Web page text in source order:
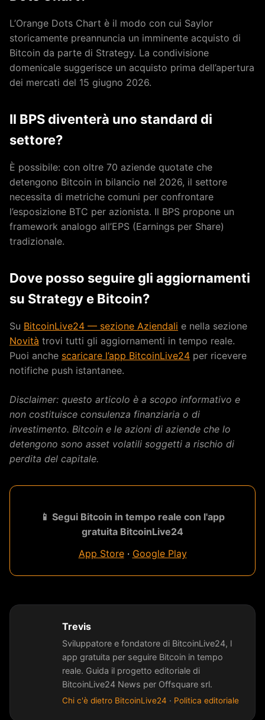
L’Orange Dots Chart è il modo con cui Saylor
storicamente preannuncia un imminente acquisto di
Bitcoin da parte di Strategy. La condivisione
domenicale suggerisce un acquisto prima dell’apertura
dei mercati del 15 giugno 2026.
Il BPS diventerà uno standard di
settore?
È possibile: con oltre 70 aziende quotate che
detengono Bitcoin in bilancio nel 2026, il settore
necessita di metriche comuni per confrontare
l’esposizione BTC per azionista. Il BPS propone un
framework analogo all’EPS (Earnings per Share)
tradizionale.
Dove posso seguire gli aggiornamenti
su Strategy e Bitcoin?
Su BitcoinLive24 — sezione Aziendali e nella sezione
Novità trovi tutti gli aggiornamenti in tempo reale.
Puoi anche scaricare l’app BitcoinLive24 per ricevere
notifiche push istantanee.
Disclaimer: questo articolo è a scopo informativo e
non costituisce consulenza finanziaria o di
investimento. Bitcoin e le azioni di aziende che lo
detengono sono asset volatili soggetti a rischio di
perdita del capitale.
📱 Segui Bitcoin in tempo reale con l'app
gratuita BitcoinLive24
App Store· Google Play
Trevis
Sviluppatore e fondatore di BitcoinLive24, l
app gratuita per seguire Bitcoin in tempo
reale. Guida il progetto editoriale di
BitcoinLive24 News per Offsquare srl.
Chi c'è dietro BitcoinLive24 · Politica editoriale